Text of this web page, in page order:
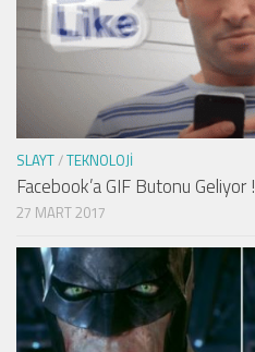
SLAYT/TEKNOLOJI
Facebook’a GIF Butonu Geliyor !
27 MART 2017